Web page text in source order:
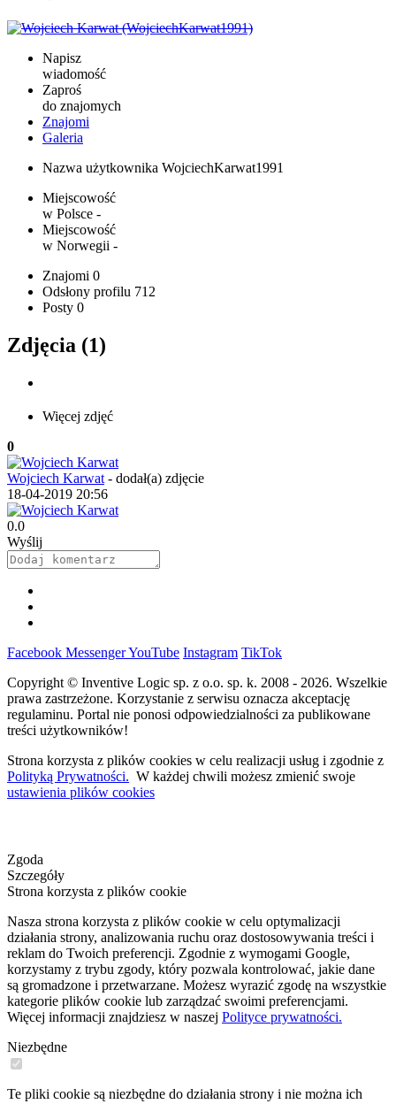
Napisz
wiadomość
Zaproś
do znajomych
Znajomi
Galeria
Nazwa użytkownika WojciechKarwat1991
Miejscowość
w Polsce -
Miejscowość
w Norwegii -
Znajomi 0
Odsłony profilu 712
Posty 0
Zdjęcia (1)
Więcej zdjęć
0
Wojciech Karwat - dodał(a) zdjęcie
18-04-2019 20:56
0.0
Wyślij
Facebook MessengerYouTube Instagram TikTok
Copyright © Inventive Logic sp. z o.o. sp. k. 2008 - 2026. Wszelkie
prawa zastrzeżone. Korzystanie z serwisu oznacza akceptację
regulaminu. Portal nie ponosi odpowiedzialności za publikowane
treści użytkowników!
Strona korzysta z plików cookies w celu realizacji usług i zgodnie z
Polityką Prywatności. W każdej chwili możesz zmienić swoje
ustawienia plików cookies
Zgoda
Szczegóły
Strona korzysta z plików cookie
Nasza strona korzysta z plików cookie w celu optymalizacji
działania strony, analizowania ruchu oraz dostosowywania treści i
reklam do Twoich preferencji. Zgodnie z wymogami Google,
korzystamy z trybu zgody, który pozwala kontrolować, jakie dane
są gromadzone i przetwarzane. Możesz wyrazić zgodę na wszystkie
kategorie plików cookie lub zarządzać swoimi preferencjami.
Więcej informacji znajdziesz w naszej Polityce prywatności.
Niezbędne
Te pliki cookie są niezbędne do działania strony i nie można ich